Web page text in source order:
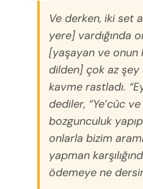
Ve derken, iki set
yere] vardığında
[yaşayan ve onun
dilden] çok az
kavme rastladı.
dediler, “Ye’cûc
bozgunculuk
onlarla bizim
yapman
ödemeye ne